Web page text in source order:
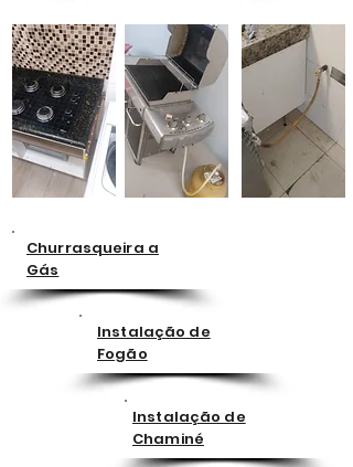
Churrasqueira a
Gás
Instalação de
Fogão
Instalação de
Chaminé